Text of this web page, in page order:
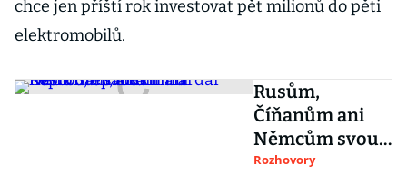
chce jen příští rok investovat pět milionů do pěti
elektromobilů.
Rusům,
Číňanům ani
Němcům svou
firmu
Rozhovory